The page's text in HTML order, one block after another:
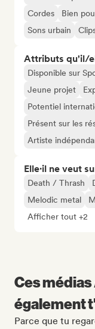
Cordes
Bien
Sons urbain
Attributs qu'il/
Disponible sur
Jeune projet
Potentiel
Présent sur les
Artiste
Elle·il ne veut
Death / Thrash
Melodic metal
Afficher tout +2
Ces
également
Parce que tu